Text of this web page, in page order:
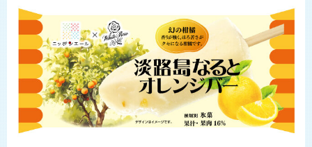
JAグループ兵庫
公式SNS一覧
兵庫県産麦
コ・ノ・ホ・シ
野菜と花
ひょうごの野菜や花
淡路島たまねぎ
シロアリから家を守る
JAのリフォーム・リノベーション
施主代行方式
県内JA-SS